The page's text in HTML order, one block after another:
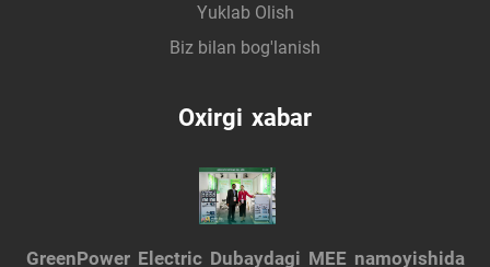
Yuklab Olish
Biz bilan bog'lanish
Oxirgi xabar
GreenPower Electric Dubaydagi MEE namoyishida